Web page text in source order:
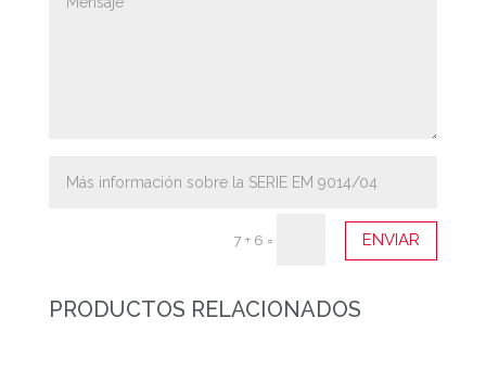
7 + 6 = ENVIAR
PRODUCTOS RELACIONADOS